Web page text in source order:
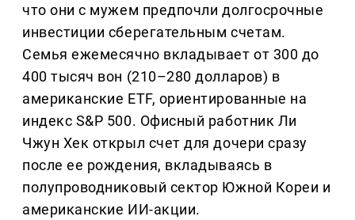
что они с мужем предпочли долгосрочные
инвестиции сберегательным счетам.
Семья ежемесячно вкладывает от 300 до
400 тысяч вон (210–280 долларов) в
американские ETF, ориентированные на
индекс S&P 500. Офисный работник Ли
Чжун Хек открыл счет для дочери сразу
после ее рождения, вкладываясь в
полупроводниковый сектор Южной Кореи и
американские ИИ-акции.